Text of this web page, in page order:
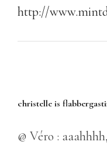
http://
christelle is
@ Véro :